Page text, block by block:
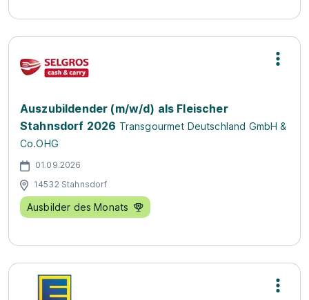
Auszubildender (m/w/d) als Fleischer
Stahnsdorf 2026 Transgourmet Deutschland GmbH &
Co.OHG
01.09.2026
14532 Stahnsdorf
Ausbilder des Monats